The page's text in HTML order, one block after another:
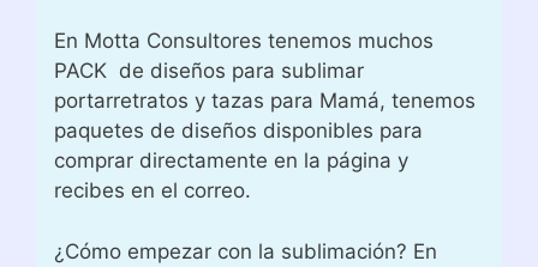
En Motta Consultores tenemos muchos
PACK de diseños para sublimar
portarretratos y tazas para Mamá, tenemos
paquetes de diseños disponibles para
comprar directamente en la página y
recibes en el correo.
¿Cómo empezar con la sublimación? En